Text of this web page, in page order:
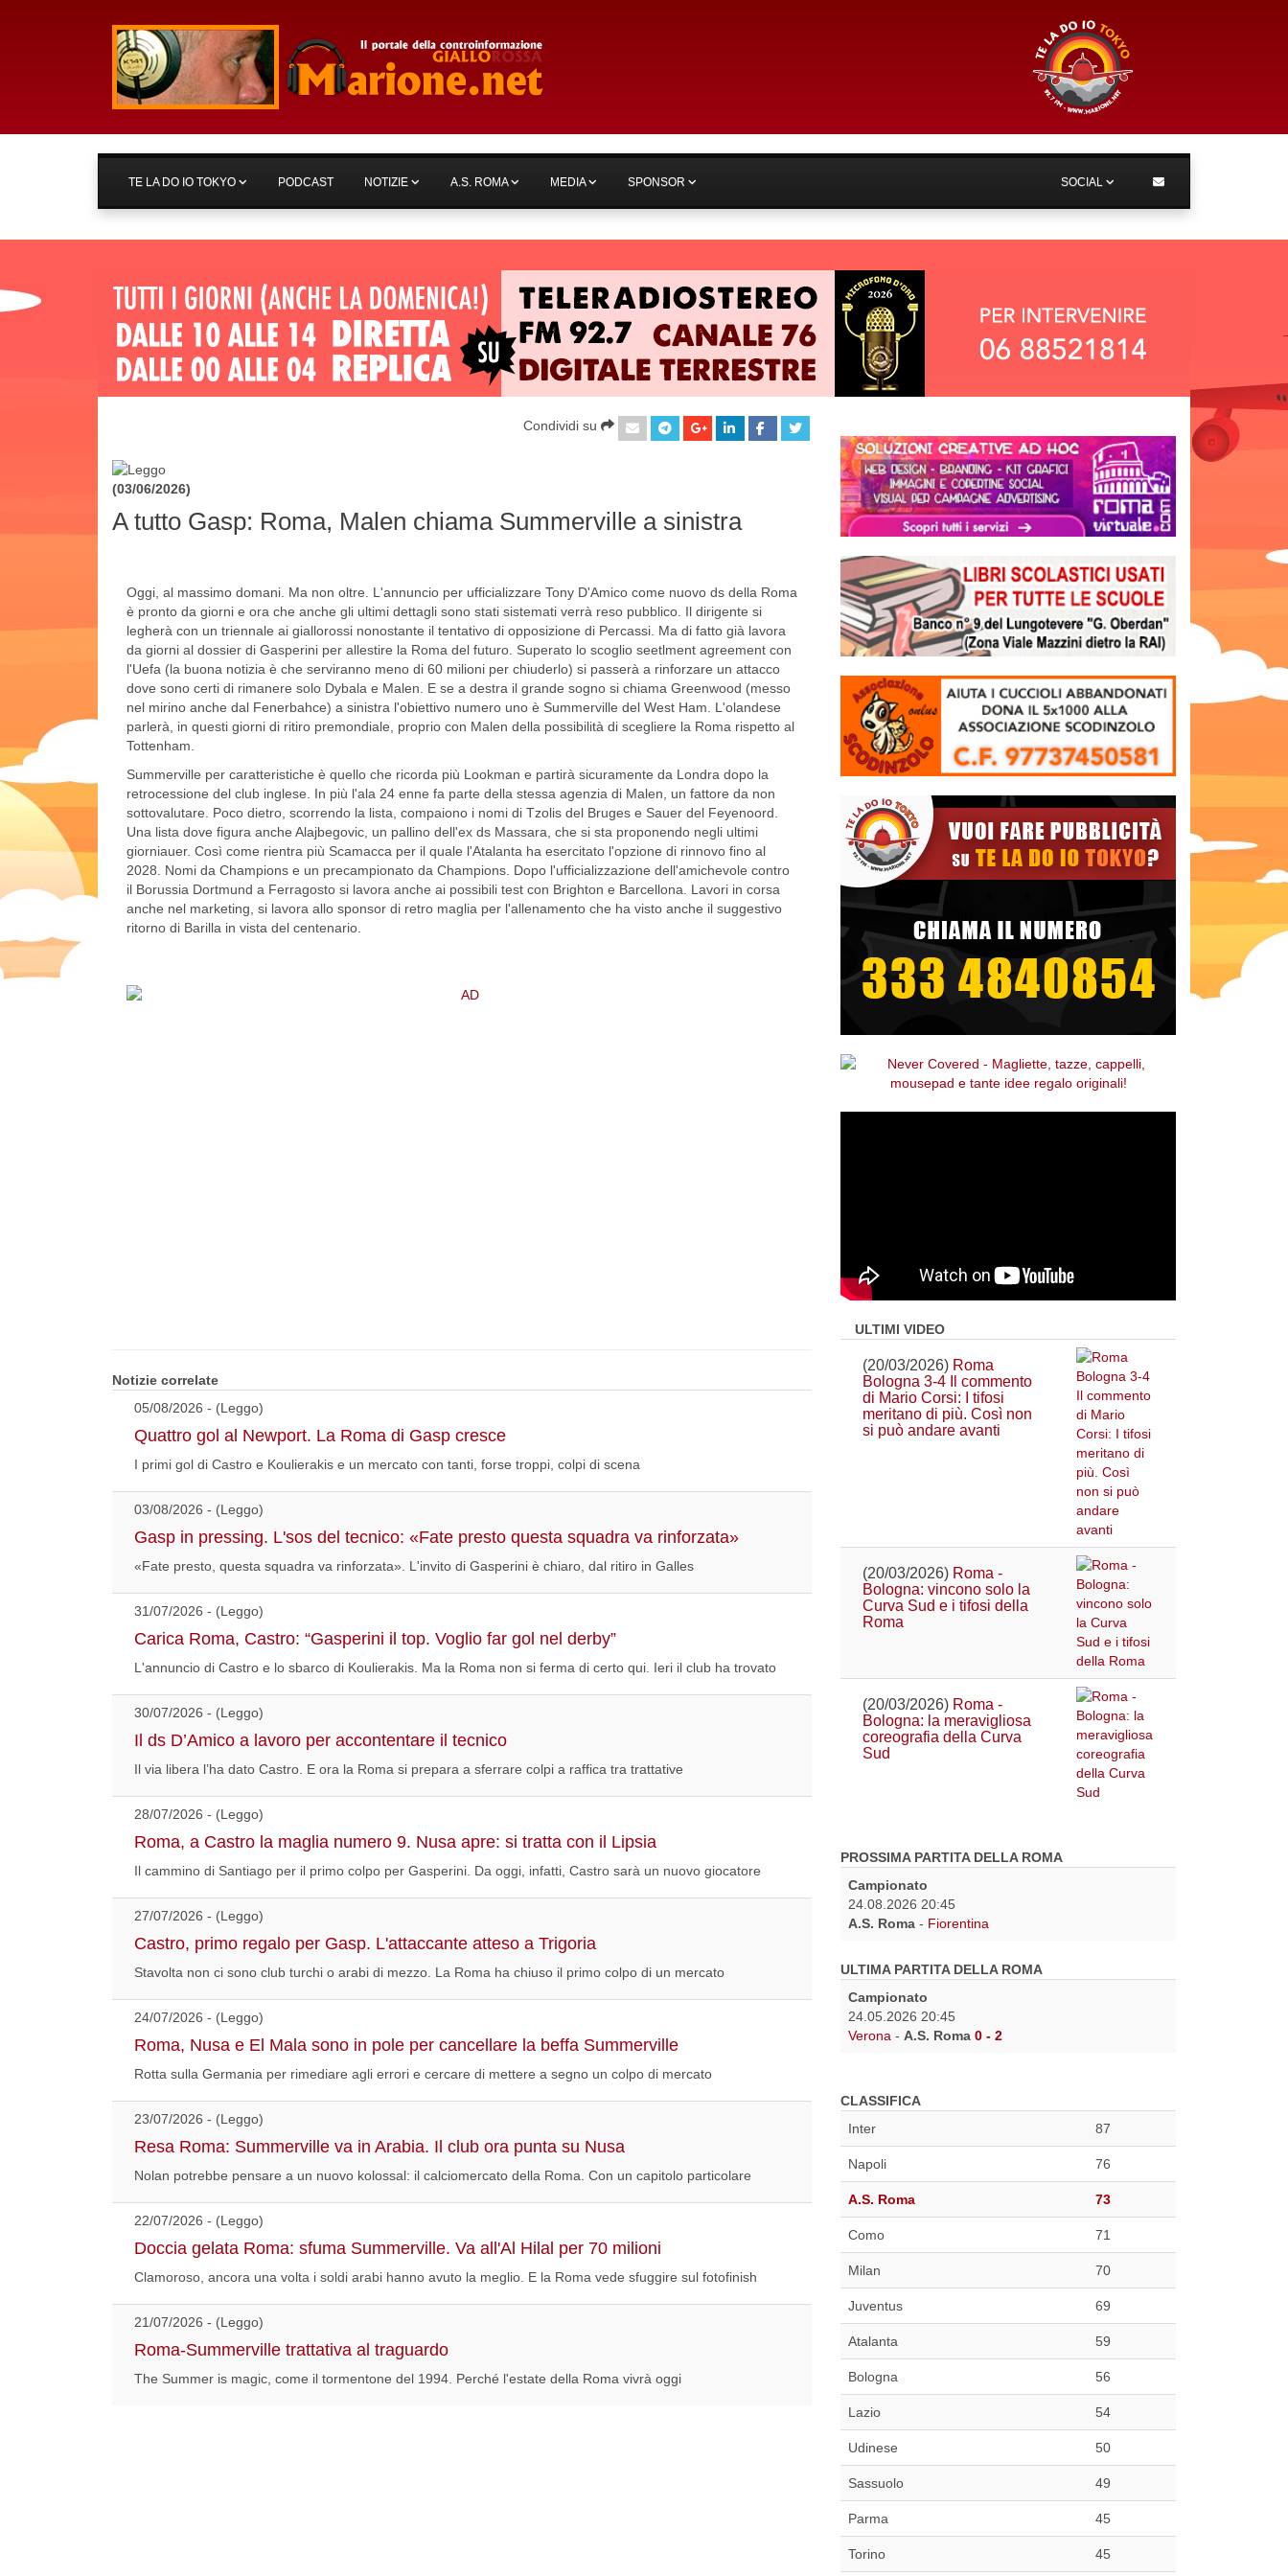
TE LA DO IO TOKYO PODCAST NOTIZIE A.S. ROMA MEDIA SPONSOR SOCIAL
Condividi su
(03/06/2026)
A tutto Gasp: Roma, Malen chiama Summerville a sinistra
Oggi, al massimo domani. Ma non oltre. L'annuncio per ufficializzare Tony D'Amico come nuovo ds della Roma
è pronto da giorni e ora che anche gli ultimi dettagli sono stati sistemati verrà reso pubblico. Il dirigente si
legherà con un triennale ai giallorossi nonostante il tentativo di opposizione di Percassi. Ma di fatto già lavora
da giorni al dossier di Gasperini per allestire la Roma del futuro. Superato lo scoglio seetlment agreement con
l'Uefa (la buona notizia è che serviranno meno di 60 milioni per chiuderlo) si passerà a rinforzare un attacco
dove sono certi di rimanere solo Dybala e Malen. E se a destra il grande sogno si chiama Greenwood (messo
nel mirino anche dal Fenerbahce) a sinistra l'obiettivo numero uno è Summerville del West Ham. L'olandese
parlerà, in questi giorni di ritiro premondiale, proprio con Malen della possibilità di scegliere la Roma rispetto al
Tottenham.
Summerville per caratteristiche è quello che ricorda più Lookman e partirà sicuramente da Londra dopo la
retrocessione del club inglese. In più l'ala 24 enne fa parte della stessa agenzia di Malen, un fattore da non
sottovalutare. Poco dietro, scorrendo la lista, compaiono i nomi di Tzolis del Bruges e Sauer del Feyenoord.
Una lista dove figura anche Alajbegovic, un pallino dell'ex ds Massara, che si sta proponendo negli ultimi
giorniauer. Così come rientra più Scamacca per il quale l'Atalanta ha esercitato l'opzione di rinnovo fino al
2028. Nomi da Champions e un precampionato da Champions. Dopo l'ufficializzazione dell'amichevole contro
il Borussia Dortmund a Ferragosto si lavora anche ai possibili test con Brighton e Barcellona. Lavori in corsa
anche nel marketing, si lavora allo sponsor di retro maglia per l'allenamento che ha visto anche il suggestivo
ritorno di Barilla in vista del centenario.
Notizie correlate
05/08/2026 - (Leggo)
Quattro gol al Newport. La Roma di Gasp cresce
I primi gol di Castro e Koulierakis e un mercato con tanti, forse troppi, colpi di scena
03/08/2026 - (Leggo)
Gasp in pressing. L'sos del tecnico: «Fate presto questa squadra va rinforzata»
«Fate presto, questa squadra va rinforzata». L'invito di Gasperini è chiaro, dal ritiro in Galles
31/07/2026 - (Leggo)
Carica Roma, Castro: “Gasperini il top. Voglio far gol nel derby”
L'annuncio di Castro e lo sbarco di Koulierakis. Ma la Roma non si ferma di certo qui. Ieri il club ha trovato
30/07/2026 - (Leggo)
Il ds D’Amico a lavoro per accontentare il tecnico
Il via libera l’ha dato Castro. E ora la Roma si prepara a sferrare colpi a raffica tra trattative
28/07/2026 - (Leggo)
Roma, a Castro la maglia numero 9. Nusa apre: si tratta con il Lipsia
Il cammino di Santiago per il primo colpo per Gasperini. Da oggi, infatti, Castro sarà un nuovo giocatore
27/07/2026 - (Leggo)
Castro, primo regalo per Gasp. L'attaccante atteso a Trigoria
Stavolta non ci sono club turchi o arabi di mezzo. La Roma ha chiuso il primo colpo di un mercato
24/07/2026 - (Leggo)
Roma, Nusa e El Mala sono in pole per cancellare la beffa Summerville
Rotta sulla Germania per rimediare agli errori e cercare di mettere a segno un colpo di mercato
23/07/2026 - (Leggo)
Resa Roma: Summerville va in Arabia. Il club ora punta su Nusa
Nolan potrebbe pensare a un nuovo kolossal: il calciomercato della Roma. Con un capitolo particolare
22/07/2026 - (Leggo)
Doccia gelata Roma: sfuma Summerville. Va all'Al Hilal per 70 milioni
Clamoroso, ancora una volta i soldi arabi hanno avuto la meglio. E la Roma vede sfuggire sul fotofinish
21/07/2026 - (Leggo)
Roma-Summerville trattativa al traguardo
The Summer is magic, come il tormentone del 1994. Perché l'estate della Roma vivrà oggi
ULTIMI VIDEO
(20/03/2026) Roma
Bologna 3-4 Il commento
di Mario Corsi: I tifosi
meritano di più. Così non
si può andare avanti
(20/03/2026) Roma -
Bologna: vincono solo la
Curva Sud e i tifosi della
Roma
(20/03/2026) Roma -
Bologna: la meravigliosa
coreografia della Curva
Sud
PROSSIMA PARTITA DELLA ROMA
Campionato
24.08.2026 20:45
A.S. Roma - Fiorentina
ULTIMA PARTITA DELLA ROMA
Campionato
24.05.2026 20:45
Verona - A.S. Roma 0 - 2
CLASSIFICA
Inter
87
Napoli 76
A.S. Roma 73
Como 71
Milan 70
Juventus 69
Atalanta 59
Bologna 56
Lazio 54
Udinese 50
Sassuolo 49
Parma 45
Torino 45